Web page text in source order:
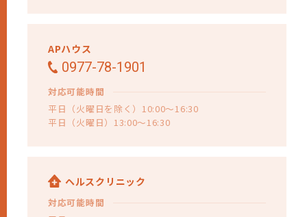
APハウス
0977-78-1901
対応可能時間
平日（火曜日を除く）10:00～16:30
平日（火曜日）13:00～16:30
ヘルスクリニック
対応可能時間